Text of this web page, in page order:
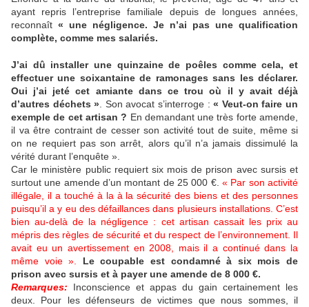
ayant repris l’entreprise familiale depuis de longues années,
reconnaît « une négligence. Je n’ai pas une qualification
complète, comme mes salariés.
J’ai dû installer une quinzaine de poêles comme cela, et
effectuer une soixantaine de ramonages sans les déclarer.
Oui j’ai jeté cet amiante dans ce trou où il y avait déjà
d’autres déchets » . Son avocat s’interroge :« Veut-on faire un
exemple de cet artisan ? En demandant une très forte amende,
il va être contraint de cesser son activité tout de suite, même si
on ne requiert pas son arrêt, alors qu’il n’a jamais dissimulé la
vérité durant l’enquête ».
Car le ministère public requiert six mois de prison avec sursis et
surtout une amende d’un montant de 25 000 €. « Par son activité
illégale, il a touché à la à la sécurité des biens et des personnes
puisqu’il a y eu des défaillances dans plusieurs installations. C’est
bien au-delà de la négligence : cet artisan cassait les prix au
mépris des règles de sécurité et du respect de l’environnement. Il
avait eu un avertissement en 2008, mais il a continué dans la
même voie ».
Le coupable est condamné à six mois de
prison avec sursis et à payer une amende de 8 000 €.
Remarques: Inconscience et appas du gain certainement les
deux. Pour les défenseurs de victimes que nous sommes, il